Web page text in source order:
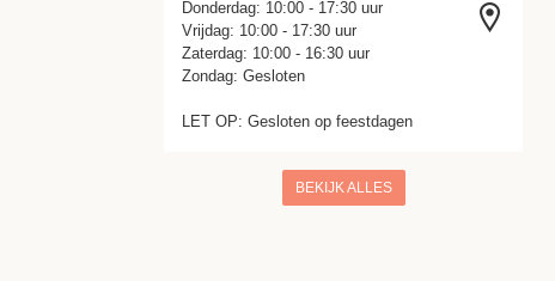
Donderdag: 10:00 - 17:30 uur
Vrijdag: 10:00 - 17:30 uur
Zaterdag: 10:00 - 16:30 uur
Zondag: Gesloten
LET OP: Gesloten op feestdagen
BEKIJK ALLES